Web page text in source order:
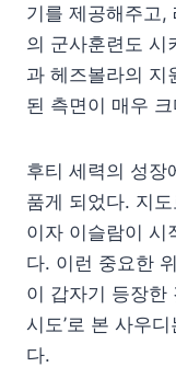
기를 제공해주고,
의 군사훈련도 시
과 헤즈볼라의 지
된 측면이 매우 크
후티 세력의 성장
품게 되었다. 지
이자 이슬람이 시
다. 이런 중요한
이 갑자기 등장한
시도’로 본 사우
다.